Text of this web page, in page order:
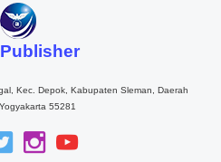
Kec. Depok, Kabupaten Sleman, Daerah
55281